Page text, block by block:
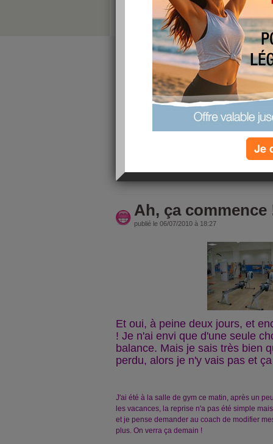
TROP CONTENTE ! CA FAISAIT
N'AVAIS PAS PERDU DE POIDS ET
Pour fêter ça, j'ai été faire les magasins,
cool cool cool !!!
Par contre, au niveau du buste c'est pas ça
mon bidou... n'en parlons pas ! Du coup j'ai
me collait de trop.
Mon homme n'est pas de mon avis et du coup
lire la suite
Ah, ça commence
publié le 06/07/2010 à 18:27
Et oui, à peine deux jours, et
! Je n'ai envi que d'une seule
balance. Mais je sais très bien
perdu, alors je n'y vais pas et
J'ai été à la salle de gym ce matin, après un
les vacances, la reprise n'a pas été simple
et je pense demander au coach de modifier
plus. On verra ça demain !
Je